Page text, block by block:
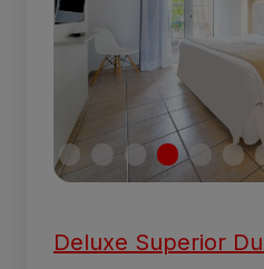
Deluxe Superior